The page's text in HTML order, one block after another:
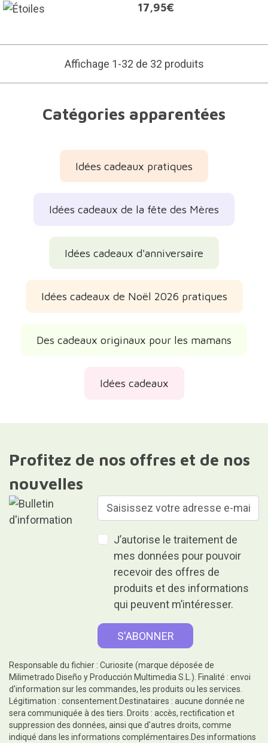
17,95€
Affichage 1-32 de 32 produits
Catégories apparentées
Idées cadeaux pratiques
Idées cadeaux de la fête des Mères
Idées cadeaux d'anniversaire
Idées cadeaux de Noël 2026 pratiques
Des cadeaux originaux pour les mamans
Idées cadeaux
Profitez de nos offres et de nos
nouvelles
J’autorise le traitement de
mes données pour pouvoir
recevoir des offres de
produits et des informations
qui peuvent m’intéresser.
Responsable du fichier : Curiosite (marque déposée de
Milimetrado Diseño y Producción Multimedia S.L.). Finalité : envoi
d'information sur les commandes, les produits ou les services.
Légitimation : consentement.Destinataires : aucune donnée ne
sera communiquée à des tiers. Droits : accès, rectification et
suppression des données, ainsi que d'autres droits, comme
indiqué dans les informations complémentaires.Des informations